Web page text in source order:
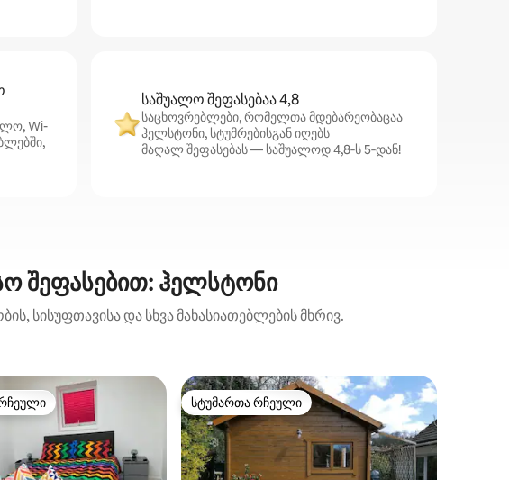
Wi-
საშუალო შეფასებაა 4,8
საცხოვრებლები, რომელთა მდებარეობაცაა
ჰელსტონი, სტუმრებისგან იღებს
მაღალ შეფასებას — საშუალოდ 4,8‑ს 5‑დან!
შეფასებით: ჰელსტონი
სისუფთავისა და სხვა მახასიათებლების მხრივ.
მოწინავე ვარიანტი სტუმართა რჩეული
სტუმართა რჩეული